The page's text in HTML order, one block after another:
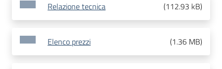
Relazione tecnica (112.93 kB)
Elenco prezzi (1.36 MB)